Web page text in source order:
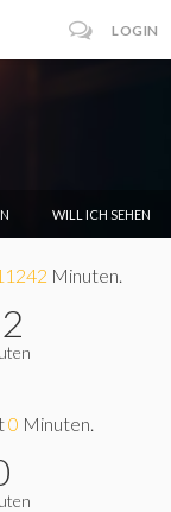
LOGIN
WILL ICH SEHEN
Minuten.
0 Minuten.